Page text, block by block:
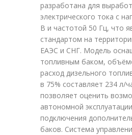
разработана для
электрического тока с
В и частотой 50 Гц, что
стандартом на
ЕАЭС и СНГ. Модель
топливным баком,
расход дизельного
в 75% составляет 234 л/
позволяет оценить
автономной
подключения
баков. Система